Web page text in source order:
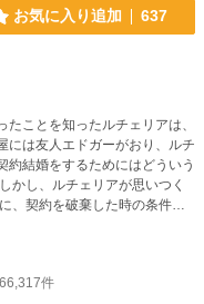
お気に入り追加 637
ことを知ったルチェリアは、
には友人エドガーがおり、ルチ
約結婚をするためにはどういう
かし、ルチェリアが思いつく
、契約を破棄した時の条件が
ない。 ちゃんと結婚相手を
は思い人と恋愛結婚するとい
件